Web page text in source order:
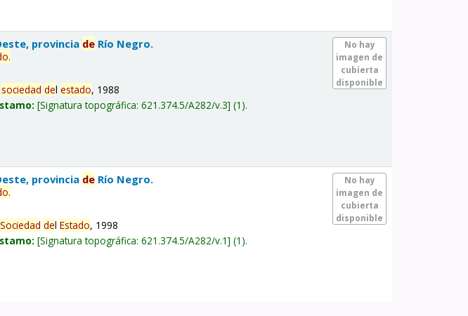
No hay
imagen de
cubierta
disponible
provincia de Río Negro.
.
sociedad delestado, 1988
Signatura topográfica:621.374.5/A282/v.3 (1).
No hay
imagen de
cubierta
disponible
provincia de Río Negro.
.
Sociedad delEstado, 1998
Signatura topográfica:621.374.5/A282/v.1 (1).